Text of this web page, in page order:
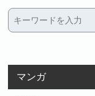
マンガ